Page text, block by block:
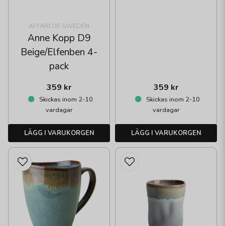
AFFARI OF SWEDEN
Anne Kopp D9
Beige/Elfenben 4-
pack
359 kr
Skickas inom 2-10
vardagar
LÄGG I VARUKORGEN
359 kr
Skickas inom 2-10
vardagar
LÄGG I VARUKORGEN